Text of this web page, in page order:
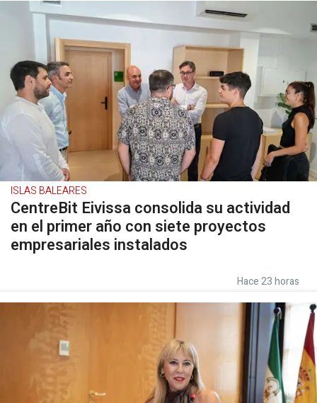
ISLAS BALEARES
CentreBit Eivissa consolida su actividad
en el primer año con siete proyectos
empresariales instalados
Hace 23 horas